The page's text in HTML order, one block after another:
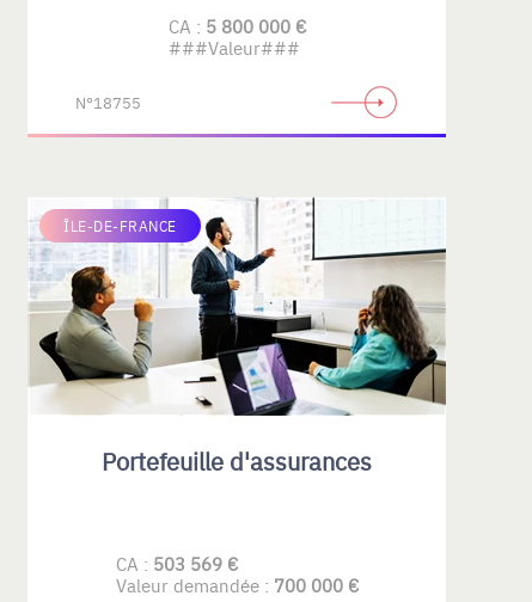
CA : 5 800 000 €
###Valeur###
N°18755
ÎLE-DE-FRANCE
Portefeuille d'assurances
CA : 503 569 €
Valeur demandée : 700 000 €